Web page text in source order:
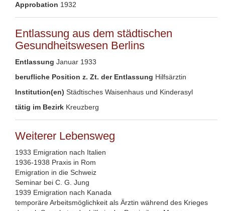
Approbation 1932
Entlassung aus dem städtischen
Gesundheitswesen Berlins
Entlassung Januar 1933
berufliche Position z. Zt. der Entlassung Hilfsärztin
Institution(en) Städtisches Waisenhaus und Kinderasyl
tätig im Bezirk Kreuzberg
Weiterer Lebensweg
1933 Emigration nach Italien
1936-1938 Praxis in Rom
Emigration in die Schweiz
Seminar bei C. G. Jung
1939 Emigration nach Kanada
temporäre Arbeitsmöglichkeit als Ärztin während des Krieges